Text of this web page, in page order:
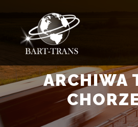
ARCHIWA